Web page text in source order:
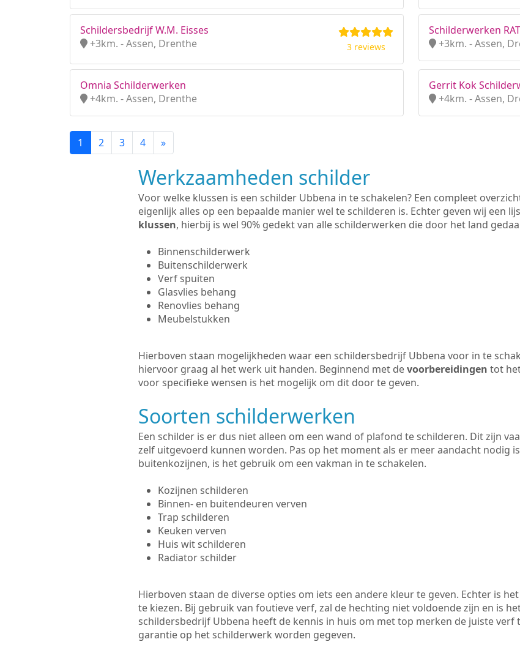
Schildersbedrijf W.M. Eisses
+3km. - Assen, Drenthe
3 reviews
Schilderwerken
+3km. - Assen,
Omnia Schilderwerken
+4km. - Assen, Drenthe
Gerrit Kok
+4km. - Assen,
1 2 3 4 »
Werkzaamheden schilder
Voor welke klussen is een schilder Ubbena in te schakelen? Een compleet
eigenlijk alles op een bepaalde manier wel te schilderen is. Echter geven wij een
klussen, hierbij is wel 90% gedekt van alle schilderwerken die door het land
Binnenschilderwerk
Buitenschilderwerk
Verf spuiten
Glasvlies behang
Renovlies behang
Meubelstukken
Hierboven staan mogelijkheden waar een schildersbedrijf Ubbena voor in te
hiervoor graag al het werk uit handen. Beginnend met devoorbereidingen tot
voor specifieke wensen is het mogelijk om dit door te geven.
Soorten schilderwerken
Een schilder is er dus niet alleen om een wand of plafond te schilderen. Dit zijn
zelf uitgevoerd kunnen worden. Pas op het moment als er meer aandacht nodig
buitenkozijnen, is het gebruik om een vakman in te schakelen.
Kozijnen schilderen
Binnen- en buitendeuren verven
Trap schilderen
Keuken verven
Huis wit schilderen
Radiator schilder
Hierboven staan de diverse opties om iets een andere kleur te geven. Echter is
te kiezen. Bij gebruik van foutieve verf, zal de hechting niet voldoende zijn en is
schildersbedrijf Ubbena heeft de kennis in huis om met top merken de juiste verf
garantie op het schilderwerk worden gegeven.